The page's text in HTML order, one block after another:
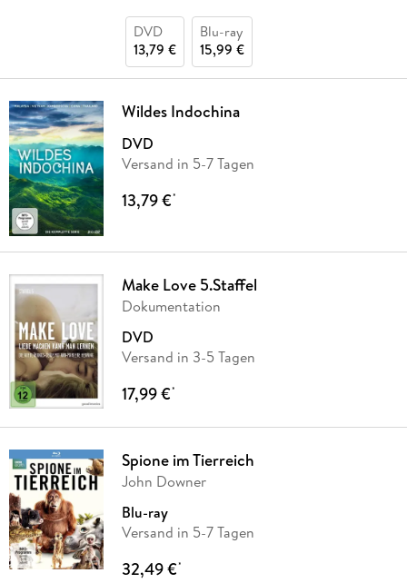
DVD
13,79 €
Blu-ray
15,99 €
Wildes Indochina
DVD
Versand in 5-7 Tagen
13,79 €*
Make Love 5.Staffel
Dokumentation
DVD
Versand in 3-5 Tagen
17,99 €*
Spione im Tierreich
John Downer
Blu-ray
Versand in 5-7 Tagen
32,49 €*